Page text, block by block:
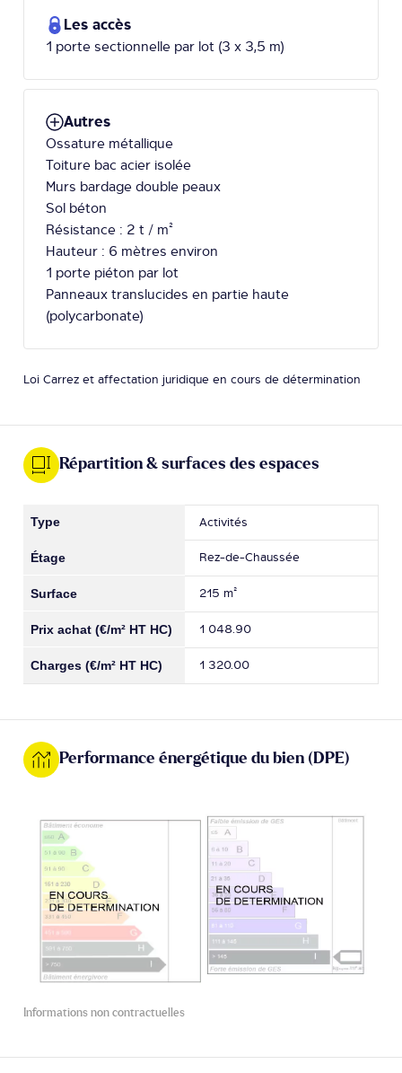
Les accès
1 porte sectionnelle par lot (3 x 3,5 m)
Autres
Ossature métallique
Toiture bac acier isolée
Murs bardage double peaux
Sol béton
Résistance : 2 t / m²
Hauteur : 6 mètres environ
1 porte piéton par lot
Panneaux translucides en partie haute
(polycarbonate)
Loi Carrez et affectation juridique en cours de détermination
Répartition & surfaces des espaces
Activités
Rez-de-Chaussée
215 m²
1 048.90
1 320.00
Performance énergétique du bien (DPE)
Informations non contractuelles